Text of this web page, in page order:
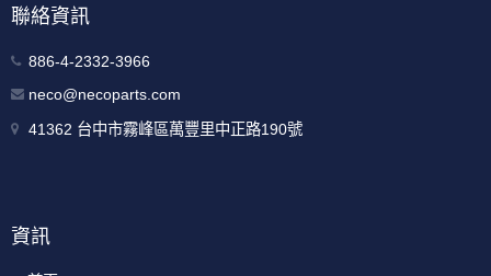
聯絡資訊
886-4-2332-3966
neco@necoparts.com
41362 台中市霧峰區萬豐里中正路190號
資訊